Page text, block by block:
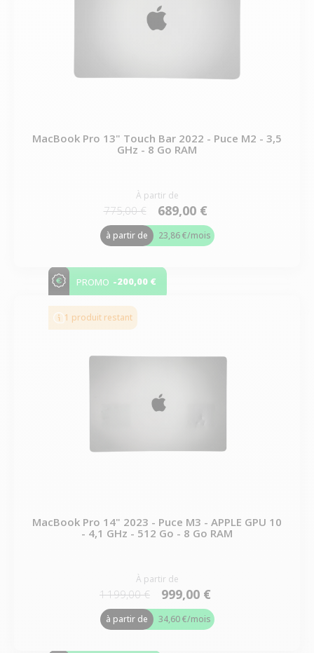
MacBook Pro 13" Touch Bar 2022 - Puce M2 - 3,5
GHz - 8 Go RAM
À partir de
775,00 € 689,00 €
à partir de 23,86 €/mois
PROMO -200,00 €
1 produit restant
MacBook Pro 14" 2023 - Puce M3 - APPLE GPU 10
- 4,1 GHz - 512 Go - 8 Go RAM
À partir de
1 199,00 € 999,00 €
à partir de 34,60 €/mois